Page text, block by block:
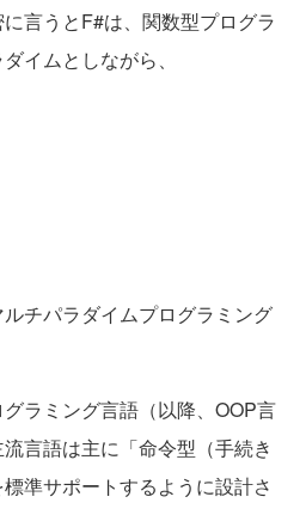
言うとF#は、関数型プログラ
イムとしながら、
チパラダイムプログラミング
ラミング言語（以降、OOP言
言語は主に「命令型（手続き
準サポートするように設計さ